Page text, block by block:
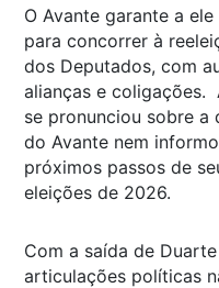
O Avante garante a
para concorrer à
dos Deputados, com
alianças e coligações.
se pronunciou sobre a
do Avante nem
próximos passos de
eleições de 2026.
Com a saída de
articulações políticas